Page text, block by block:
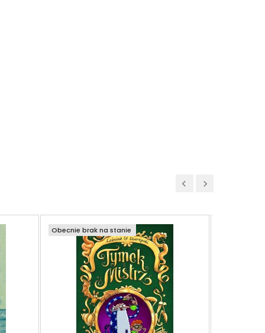
Obecnie brak na stanie